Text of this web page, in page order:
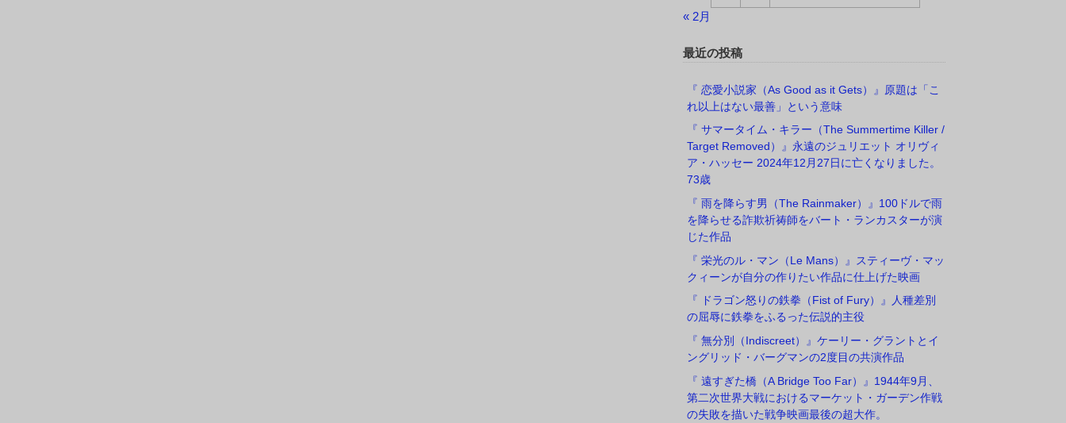
« 2月
最近の投稿
『 恋愛小説家（As Good as it Gets）』原題は「こ
れ以上はない最善」という意味
『 サマータイム・キラー（The Summertime Killer /
Target Removed）』永遠のジュリエット オリヴィ
ア・ハッセー 2024年12月27日に亡くなりました。
73歳
『 雨を降らす男（The Rainmaker）』100ドルで雨
を降らせる詐欺祈祷師をバート・ランカスターが演
じた作品
『 栄光のル・マン（Le Mans）』スティーヴ・マッ
クィーンが自分の作りたい作品に仕上げた映画
『 ドラゴン怒りの鉄拳（Fist of Fury）』人種差別
の屈辱に鉄拳をふるった伝説的主役
『 無分別（Indiscreet）』ケーリー・グラントとイ
ングリッド・バーグマンの2度目の共演作品
『 遠すぎた橋（A Bridge Too Far）』1944年9月、
第二次世界大戦におけるマーケット・ガーデン作戦
の失敗を描いた戦争映画最後の超大作。